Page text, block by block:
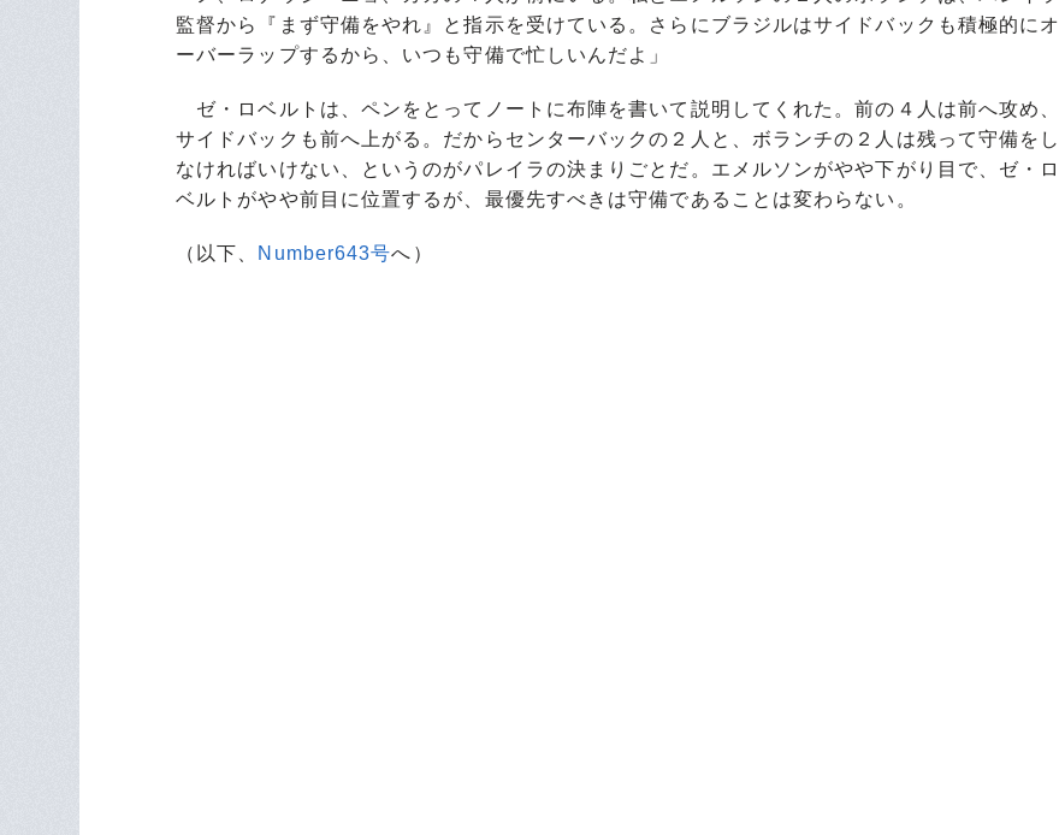
監督から『まず守備をやれ』と指示を受けている。さらにブラジルはサイドバックも積極的にオ
ーバーラップするから、いつも守備で忙しいんだよ」
ゼ・ロベルトは、ペンをとってノートに布陣を書いて説明してくれた。前の４人は前へ攻め、
サイドバックも前へ上がる。だからセンターバックの２人と、ボランチの２人は残って守備をし
なければいけない、というのがパレイラの決まりごとだ。エメルソンがやや下がり目で、ゼ・ロ
ベルトがやや前目に位置するが、最優先すべきは守備であることは変わらない。
（以下、 Number643号へ）